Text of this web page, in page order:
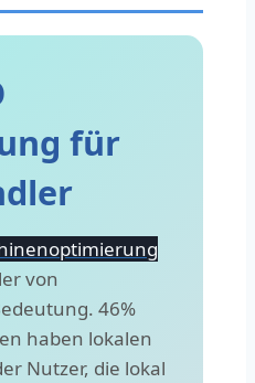
für
von
46%
haben lokalen
Nutzer, die lokal